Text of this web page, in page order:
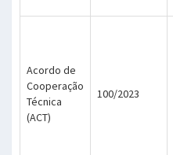
Acordo de
Cooperação
Técnica
(ACT)
100/2023